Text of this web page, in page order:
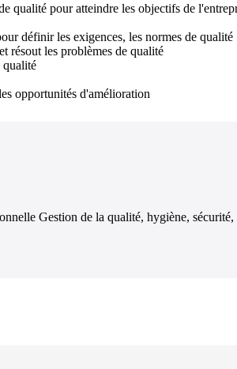
qualité pour atteindre les objectifs de
définir les exigences, les normes de qualité
résout les problèmes de qualité
qualité
opportunités d'amélioration
Gestion de la qualité, hygiène, sécurité,